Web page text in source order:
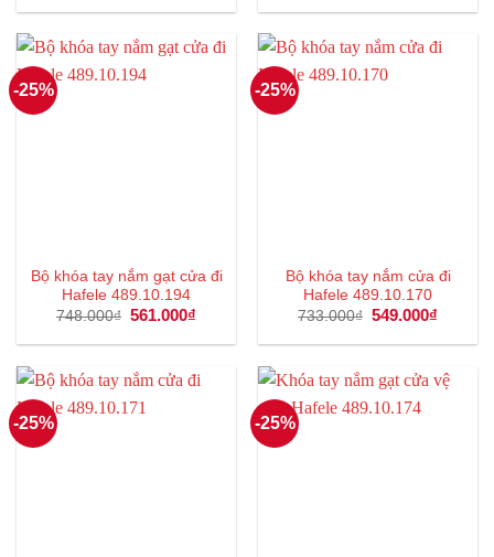
là:
tại
1.107.000₫.
là:
tại
-25%
Bộ khóa tay nắm gạt cửa đi
Hafele 489.10.194
748.000₫ Giá
là:
561.000₫
tại
561.000₫.
-25%
Bộ khóa tay nắm cửa đi
Hafele 489.10.170
733.000₫ Giá
là:
549.000₫
tại
-25% -25%